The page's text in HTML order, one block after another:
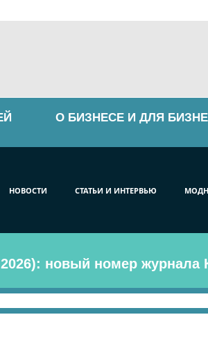
О БИЗНЕСЕ И ДЛЯ
НОВОСТИ СТАТЬИ И ИНТЕРВЬЮ
новый номер